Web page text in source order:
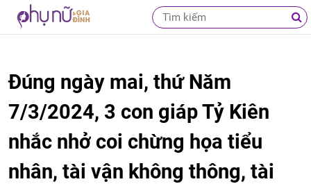
Đúng ngày mai, thứ Năm
7/3/2024, 3 con giáp Tỷ Kiên
nhắc nhở coi chừng họa tiểu
nhân, tài vận không thông, tài